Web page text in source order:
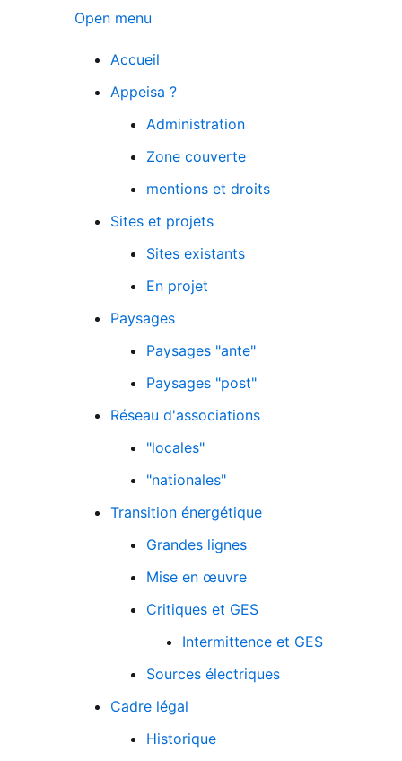
Open menu
Accueil
Appeisa ?
Administration
Zone couverte
mentions et droits
Sites et projets
Sites existants
En projet
Paysages
Paysages "ante"
Paysages "post"
Réseau d'associations
"locales"
"nationales"
Transition énergétique
Grandes lignes
Mise en œuvre
Critiques et GES
Intermittence et GES
Sources électriques
Cadre légal
Historique